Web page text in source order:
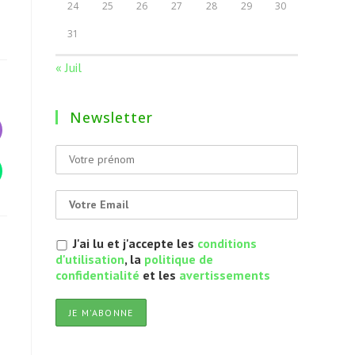
24 25 26 27 28 29 30
31
« Juil
Newsletter
J'ai lu et j'accepte les conditions
d'utilisation, la politique de
confidentialité et les avertissements